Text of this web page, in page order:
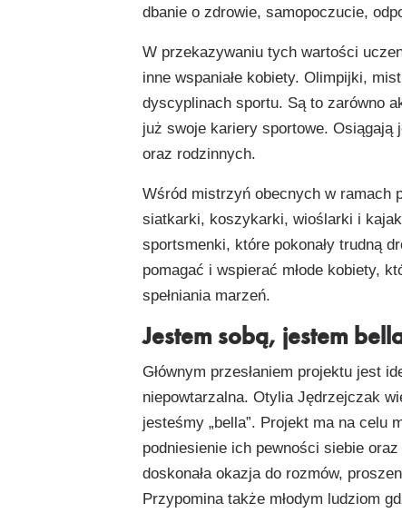
dbanie o zdrowie, samopoczucie,
W przekazywaniu tych wartości
inne wspaniałe kobiety. Olimpijki,
dyscyplinach sportu. Są to zarówno
już swoje kariery sportowe.
oraz rodzinnych.
Wśród mistrzyń obecnych w ramach
siatkarki, koszykarki, wioślarki i
sportsmenki, które pokonały trudną
pomagać i wspierać młode kobiety,
spełniania marzeń.
Jestem sobą, jestem
Głównym przesłaniem projektu jest
niepowtarzalna. Otylia Jędrzejczak
jesteśmy „bella”. Projekt ma na celu
podniesienie ich pewności siebie
doskonała okazja do rozmów,
Przypomina także młodym ludziom